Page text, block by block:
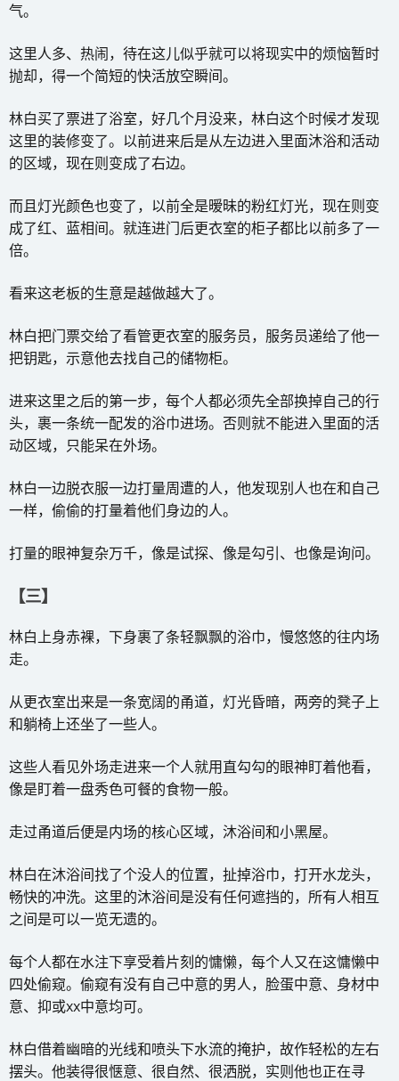
气。
这里人多、热闹，待在这儿似乎就可以将现实中的烦恼暂时
抛却，得一个简短的快活放空瞬间。
林白买了票进了浴室，好几个月没来，林白这个时候才发现
这里的装修变了。以前进来后是从左边进入里面沐浴和活动
的区域，现在则变成了右边。
而且灯光颜色也变了，以前全是暧昧的粉红灯光，现在则变
成了红、蓝相间。就连进门后更衣室的柜子都比以前多了一
倍。
看来这老板的生意是越做越大了。
林白把门票交给了看管更衣室的服务员，服务员递给了他一
把钥匙，示意他去找自己的储物柜。
进来这里之后的第一步，每个人都必须先全部换掉自己的行
头，裹一条统一配发的浴巾进场。否则就不能进入里面的活
动区域，只能呆在外场。
林白一边脱衣服一边打量周遭的人，他发现别人也在和自己
一样，偷偷的打量着他们身边的人。
打量的眼神复杂万千，像是试探、像是勾引、也像是询问。
【三】
林白上身赤裸，下身裹了条轻飘飘的浴巾，慢悠悠的往内场
走。
从更衣室出来是一条宽阔的甬道，灯光昏暗，两旁的凳子上
和躺椅上还坐了一些人。
这些人看见外场走进来一个人就用直勾勾的眼神盯着他看，
像是盯着一盘秀色可餐的食物一般。
走过甬道后便是内场的核心区域，沐浴间和小黑屋。
林白在沐浴间找了个没人的位置，扯掉浴巾，打开水龙头，
畅快的冲洗。这里的沐浴间是没有任何遮挡的，所有人相互
之间是可以一览无遗的。
每个人都在水注下享受着片刻的慵懒，每个人又在这慵懒中
四处偷窥。偷窥有没有自己中意的男人，脸蛋中意、身材中
意、抑或xx中意均可。
林白借着幽暗的光线和喷头下水流的掩护，故作轻松的左右
摆头。他装得很惬意、很自然、很洒脱，实则他也正在寻